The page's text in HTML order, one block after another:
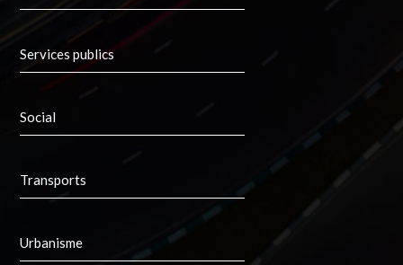
Services publics
Social
Transports
Urbanisme